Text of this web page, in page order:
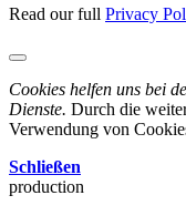
Read our full Privacy
Cookies helfen uns bei
Dienste. Durch die
Verwendung von
Schließen
production